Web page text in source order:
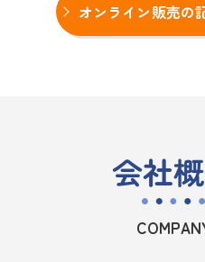
オンライン販売の
会社